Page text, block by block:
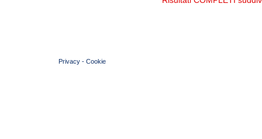
Privacy - Cookie